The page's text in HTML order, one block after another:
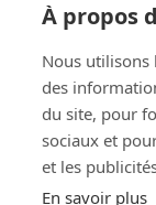
8740 Pittem
T:+32
F: +32 051.46
À propos
Nous utilisons
des
du site, pour
sociaux et
et les
En savoir plus